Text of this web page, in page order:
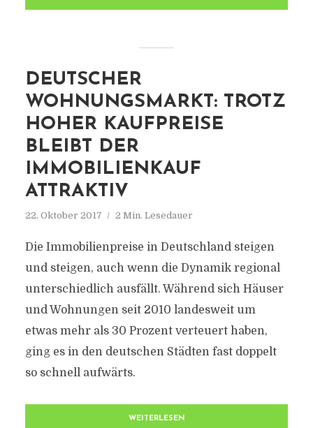
DEUTSCHER
WOHNUNGSMARKT: TROTZ
HOHER KAUFPREISE
BLEIBT DER
IMMOBILIENKAUF
ATTRAKTIV
22. Oktober 2017 2 Min. Lesedauer
Die Immobilienpreise in Deutschland steigen
und steigen, auch wenn die Dynamik regional
unterschiedlich ausfällt. Während sich Häuser
und Wohnungen seit 2010 landesweit um
etwas mehr als 30 Prozent verteuert haben,
ging es in den deutschen Städten fast doppelt
so schnell aufwärts.
WEITERLESEN